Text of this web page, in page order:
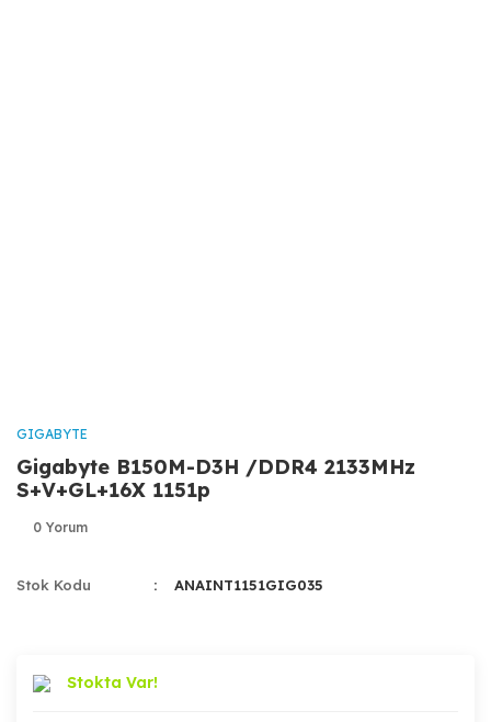
GIGABYTE
Gigabyte B150M-D3H /DDR4 2133MHz
S+V+GL+16X 1151p
0 Yorum
Stok Kodu ANAINT1151GIG035
Stokta Var!